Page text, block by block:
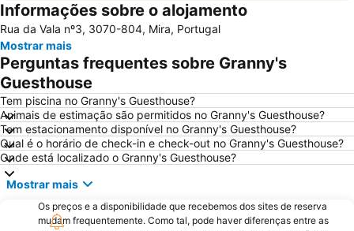
Portugal dos Pequenitos
Lagoa da Pateira de Fermentelos
Praia do Areão
Barragem da Aguieira
Relógio Beach
Praia do Cabedelo
Ria de Aveiro
Mata do Buçaco
Praia Fluvial dos Olhos da Fervença
Museu Militar do Buçaco
Universidade de Coimbra
Universidade de Aveiro
Cova Gala Beach
Costa Nova Beach
Baixa de Coimbra
Figueira
Gafanha da Boa Hora Beach
Praia da Costa de Lavos
Informações sobre o alojamento
Rua da Vala nº3, 3070-804, Mira, Portugal
Mostrar mais
Perguntas frequentes sobre Granny's
Guesthouse
Tem piscina no Granny's Guesthouse?
Animais de estimação são permitidos no Granny's Guesthouse?
Tem estacionamento disponível no Granny's Guesthouse?
Qual é o horário de check-in e check-out no Granny's Guesthouse?
Onde está localizado o Granny's Guesthouse?
Mostrar mais
Os preços e a disponibilidade que recebemos dos sites de reserva
mudam frequentemente. Como tal, pode haver diferenças entre as